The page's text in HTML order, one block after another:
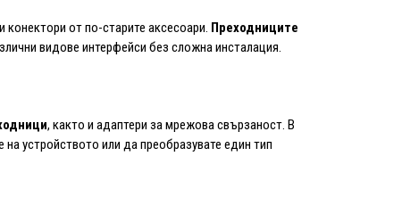
от по-старите аксесоари. Преходниците
видове интерфейси без сложна инсталация.
, както и адаптери за мрежова свързаност. В
устройството или да преобразувате един тип